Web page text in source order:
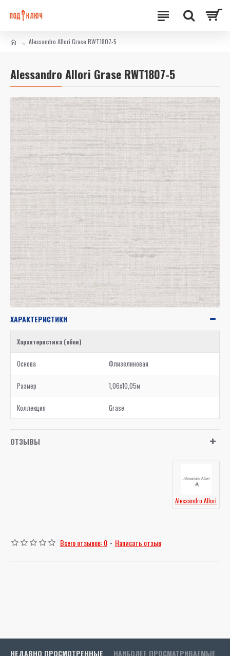
Alessandro Allori Grase RWT1807-5
Alessandro Allori Grase RWT1807-5
ХАРАКТЕРИСТИКИ
Характеристика (обои)
Основа Флизелиновая
Размер 1,06x10,05м
Коллекция Grase
ОТЗЫВЫ
Alessandro Allori
Всего отзывов: 0 - Написать отзыв
НЕДАВНО ПРОСМОТРЕННЫЕ НАИБОЛЕЕ ПРОСМАТРИВАЕМЫЕ